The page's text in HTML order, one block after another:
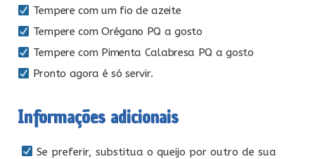
Tempere com um fio de azeite
Tempere com Orégano PQ a gosto
Tempere com Pimenta Calabresa PQ a gosto
Pronto agora é só servir.
Informações adicionais
Se preferir, substitua o queijo por outro de sua